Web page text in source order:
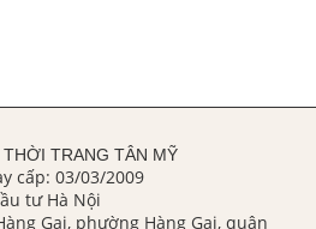
TRANG TÂN MỸ
cấp: 03/03/2009
tư Hà Nội
Gai, phường Hàng Gai, quận